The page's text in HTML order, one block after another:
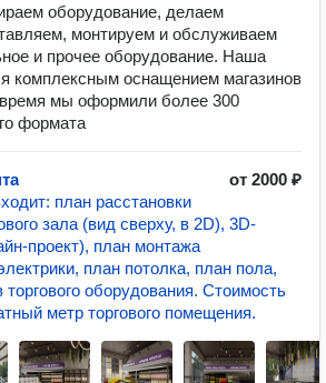
оборудование, делаем
монтируем и обслуживаем
и прочее оборудование. Наша
комплексным оснащением магазинов
время мы оформили более 300
формата
от 2000 ₽
план расстановки
зала (вид сверху, в 2D), 3D-
проект), план монтажа
план потолка, план пола,
торгового оборудования. Стоимость
метр торгового помещения.